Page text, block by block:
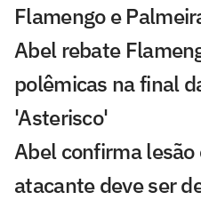
Flamengo e
Abel rebate
polêmicas na final
'Asterisco'
Abel confirma
atacante deve ser